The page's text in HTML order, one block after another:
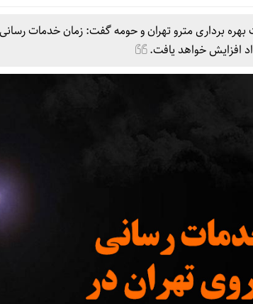
برداری مترو تهران و حومه گفت: زمان خدمات